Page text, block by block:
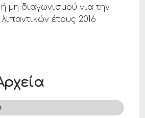
μη διαγωνισμού για την
έτους 2016